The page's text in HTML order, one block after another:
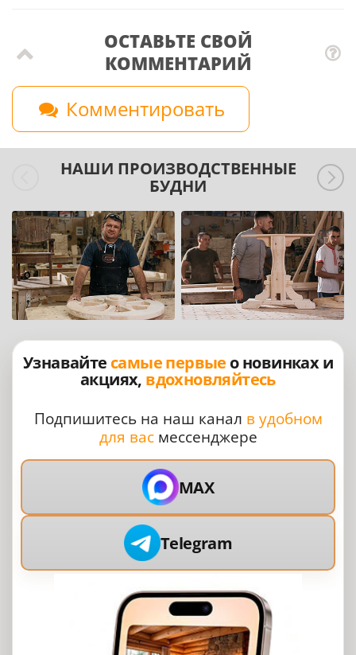
ОСТАВЬТЕ СВОЙ
КОММЕНТАРИЙ
Комментировать
НАШИ ПРОИЗВОДСТВЕННЫЕ
БУДНИ
Узнавайте самые первые о новинках и
акциях, вдохновляйтесь
Подпишитесь на наш канал в удобном
для васмессенджере
MAX
Telegram